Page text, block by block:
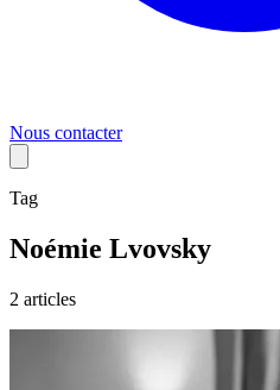
Nous contacter
Tag
Noémie Lvovsky
2 articles